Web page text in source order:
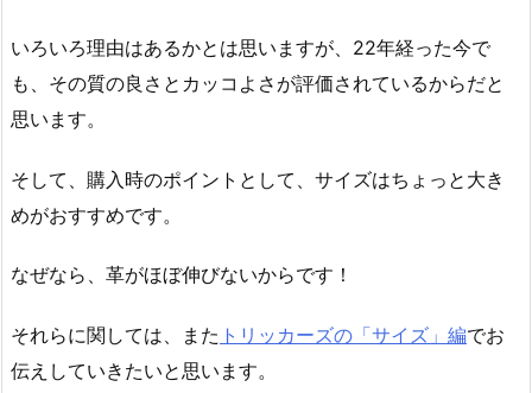
いろいろ理由はあるかとは思いますが、22年経った今で
も、その質の良さとカッコよさが評価されているからだと
思います。
そして、購入時のポイントとして、サイズはちょっと大き
めがおすすめです。
なぜなら、革がほぼ伸びないからです！
それらに関しては、また トリッカーズの「サイズ」編でお
伝えしていきたいと思います。